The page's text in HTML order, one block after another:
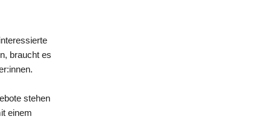
braucht es
stehen
einem